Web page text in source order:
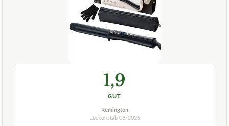
1,9
GUT
Remington
Lockenstab 08/2026